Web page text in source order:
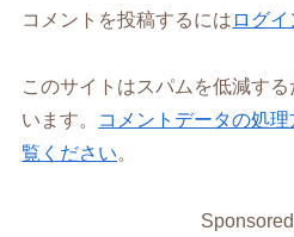
コメントを投稿するには ログイ
このサイトはスパムを低減す
います。
コメントデータの処
覧ください。